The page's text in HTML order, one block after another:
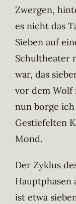
Zwergen,
es nicht das
Sieben auf
Schultheater
war, das
vor dem Wolf
nun borge
Gestiefelten
Mond.
Der Zyklus
Hauptphasen
ist etwa